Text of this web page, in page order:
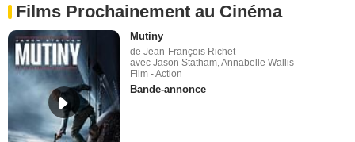
Films Prochainement au Cinéma
Mutiny
de Jean-François Richet
avec Jason Statham, Annabelle Wallis
Film - Action
Bande-annonce